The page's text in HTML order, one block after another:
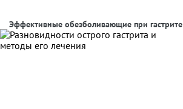
Эффективные обезболивающие при гастрите